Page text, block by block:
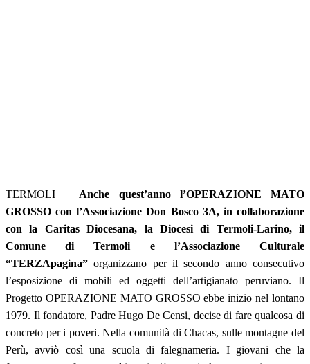
TERMOLI _ Anche quest’anno l’OPERAZIONE MATO
GROSSO con l’Associazione Don Bosco 3A, in collaborazione
con la Caritas Diocesana, la Diocesi di Termoli-Larino, il
Comune di Termoli e l’Associazione Culturale
“TERZApagina” organizzano per il secondo anno consecutivo
l’esposizione di mobili ed oggetti dell’artigianato peruviano. Il
Progetto OPERAZIONE MATO GROSSO ebbe inizio nel lontano
1979. Il fondatore, Padre Hugo De Censi, decise di fare qualcosa di
concreto per i poveri. Nella comunità di Chacas, sulle montagne del
Perù, avviò così una scuola di falegnameria. I giovani che la